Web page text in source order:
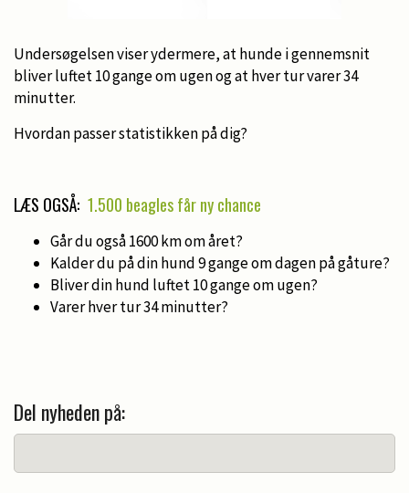
Undersøgelsen viser ydermere, at hunde i gennemsnit
bliver luftet 10 gange om ugen og at hver tur varer 34
minutter.
Hvordan passer statistikken på dig?
LÆS OGSÅ: 1.500 beagles får ny chance
Går du også 1600 km om året?
Kalder du på din hund 9 gange om dagen på gåture?
Bliver din hund luftet 10 gange om ugen?
Varer hver tur 34 minutter?
Del nyheden på: